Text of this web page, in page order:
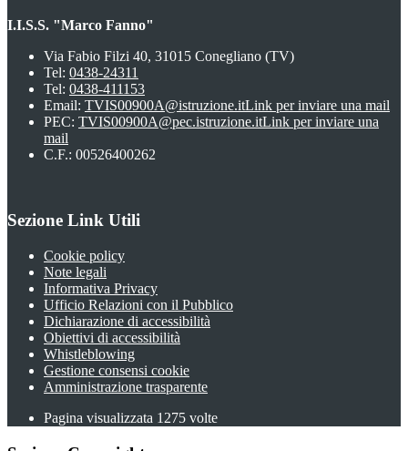
I.I.S.S. "Marco Fanno"
Via Fabio Filzi 40, 31015 Conegliano (TV)
Tel: 0438-24311
Tel: 0438-411153
Email: TVIS00900A@istruzione.itLink per inviare una mail
PEC: TVIS00900A@pec.istruzione.itLink per inviare una
mail
C.F.: 00526400262
Sezione Link Utili
Cookie policy
Note legali
Informativa Privacy
Ufficio Relazioni con il Pubblico
Dichiarazione di accessibilità
Obiettivi di accessibilità
Whistleblowing
Gestione consensi cookie
Amministrazione trasparente
Pagina visualizzata 1275 volte